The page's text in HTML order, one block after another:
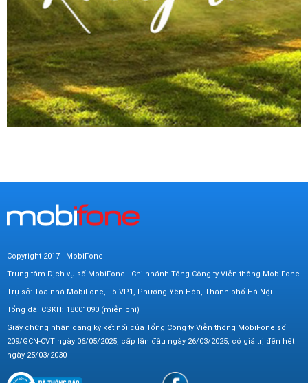
Copyright 2017 - MobiFone
Trung tâm Dịch vụ số MobiFone - Chi nhánh Tổng Công ty Viễn thông MobiFone
Trụ sở: Tòa nhà MobiFone, Lô VP1, Phường Yên Hòa, Thành phố Hà Nội
Tổng đài CSKH: 18001090 (miễn phí)
Giấy chứng nhận đăng ký kết nối của Tổng Công ty Viễn thông MobiFone số
209/GCN-CVT ngày 06/05/2025, cấp lần đầu ngày 26/03/2025, có giá trị đến hết
ngày 25/03/2030